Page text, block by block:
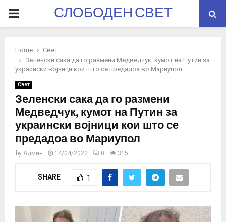
PRIMARYСЛОБОДЕН СВЕТ
Home
Свет
Зеленски сака да го размени Медведчук, кумот на Путин за
украински војници кои што се предадоа во Мариупол
Свет
Зеленски сака да го размени
Медведчук, кумот на Путин за
украински војници кои што се
предадоа во Мариупол
by Админ 14/04/2022 0 315
SHARE 1